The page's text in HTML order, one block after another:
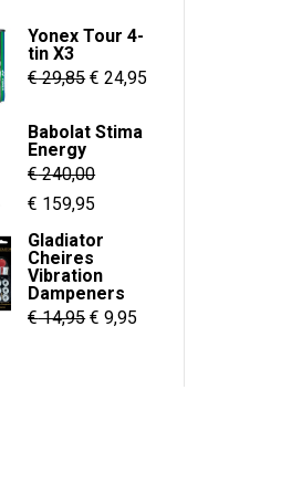
Yonex Tour 4-
tin X3
€29,85 Oorspronkelijke
was:
€ 29,85.
€ 24,95
Babolat Stima
Energy
€240,00
Oorspronkelijke
prijs
was:
€ 240,00.
€ 159,95
prijs
€ 159,95.
Gladiator
Cheires
Vibration
Dampeners
€14,95 Oorspronkelijke
€ 9,95